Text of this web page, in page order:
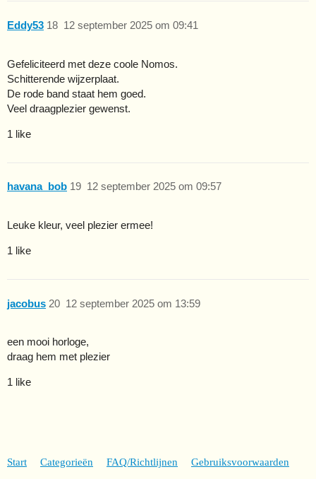
Eddy53 12 september 2025 om 09:41
18
Gefeliciteerd met deze coole Nomos.
Schitterende wijzerplaat.
De rode band staat hem goed.
Veel draagplezier gewenst.
1 like
havana_bob 12 september 2025 om 09:57
19
Leuke kleur, veel plezier ermee!
1 like
jacobus 12 september 2025 om 13:59
20
een mooi horloge,
draag hem met plezier
1 like
Start Categorieën FAQ/Richtlijnen Gebruiksvoorwaarden